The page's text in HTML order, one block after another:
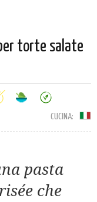
torte salate
CUCINA:
pasta
che